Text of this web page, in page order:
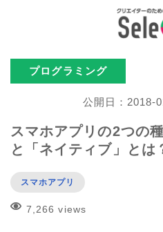
プログラミング
公開日：2018-
スマホアプリの2つの
と「ネイティブ」とは
スマホアプリ
7,266 views